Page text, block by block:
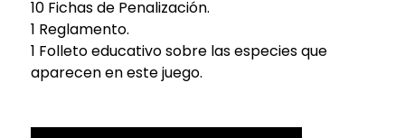
10 Fichas de Penalización.
1 Reglamento.
1 Folleto educativo sobre las especies que
aparecen en este juego.